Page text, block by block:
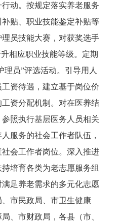
动。按规定落实养老服务
贴、职业技能鉴定补贴等
员技能大赛，对获奖选手
相应职业技能等级。定期
理员”评选活动。引导用人
资待遇，建立基于岗位价
资分配机制。对在医养结
照执行基层医务人员相关
服务的社会工作者队伍，
会工作者岗位。深入推进
培育各类为老志愿服务组
足养老需求的多元化志愿
市民政局 市卫生健康
局 市财政局 ，各县（市、